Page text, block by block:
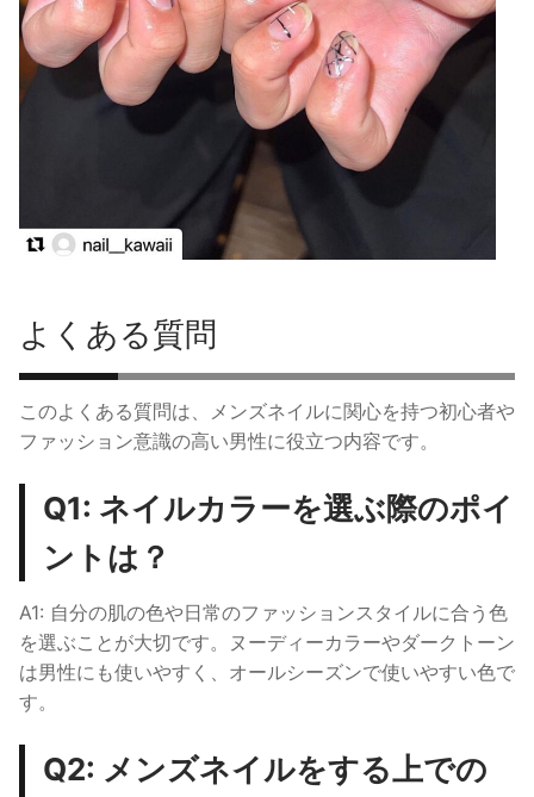
よくある質問
このよくある質問は、メンズネイルに関心を持つ初心者や
ファッション意識の高い男性に役立つ内容です。
Q1: ネイルカラーを選ぶ際のポイ
ントは？
A1: 自分の肌の色や日常のファッションスタイルに合う色
を選ぶことが大切です。ヌーディーカラーやダークトーン
は男性にも使いやすく、オールシーズンで使いやすい色で
す。
Q2: メンズネイルをする上での